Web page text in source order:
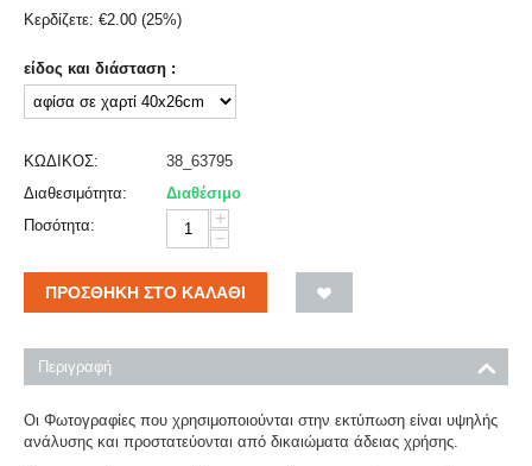
Κερδίζετε: €2.00 (25%)
είδος και διάσταση :
ΚΩΔΙΚΟΣ:
38_63795
Διαθεσιμότητα:
Διαθέσιμο
Ποσότητα:
+
−
ΠΡΟΣΘΉΚΗ ΣΤΟ ΚΑΛΆΘΙ
Περιγραφή
Οι Φωτογραφίες που χρησιμοποιούνται στην εκτύπωση είναι υψηλής
ανάλυσης και προστατεύονται από δικαιώματα άδειας χρήσης.